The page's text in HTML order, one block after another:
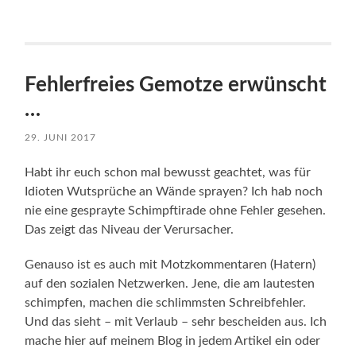
Fehlerfreies Gemotze erwünscht
…
29. JUNI 2017
Habt ihr euch schon mal bewusst geachtet, was für
Idioten Wutsprüche an Wände sprayen? Ich hab noch
nie eine gesprayte Schimpftirade ohne Fehler gesehen.
Das zeigt das Niveau der Verursacher.
Genauso ist es auch mit Motzkommentaren (Hatern)
auf den sozialen Netzwerken. Jene, die am lautesten
schimpfen, machen die schlimmsten Schreibfehler.
Und das sieht – mit Verlaub – sehr bescheiden aus. Ich
mache hier auf meinem Blog in jedem Artikel ein oder